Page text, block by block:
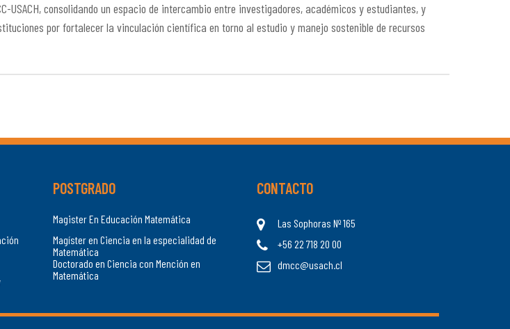
USACH, consolidando un espacio de intercambio entre investigadores, académicos y estudiantes, y
por fortalecer la vinculación científica en torno al estudio y manejo sostenible de recursos
POSTGRADO
Magister En Educación Matemática
Magíster en Ciencia en la especialidad de
Matemática
Doctorado en Ciencia con Mención en
Matemática
CONTACTO
Las Sophoras Nº 165
+56 22 718 20 00
dmcc@usach.cl